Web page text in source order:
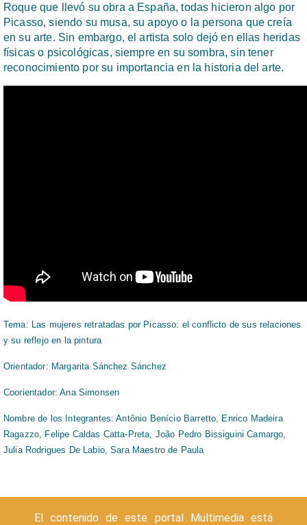
Roque que llevó su obra a España, todas hicieron algo por
Picasso, siendo su musa, su apoyo o la persona que creía
en su arte. Sin embargo, el artista solo dejó en ellas heridas
físicas o psicológicas, siempre en su sombra, sin tener
reconocimiento por su importancia en la historia del arte.
Tema: Las mujeres retratadas por Picasso: el conflicto de sus relaciones
y su reflejo en la pintura
Orientador: Margarita Sánchez Sánchez
Coorientador: Ana Simonsen
Nombre de los Integrantes: Antônio Benício Barretto, Enrico Madeira
Ragazzo, Felipe Caldas Catta-Preta, João Pedro Bissiguini Camargo,
Julia Rodrigues De Labio, Sara Maestro de Paula
El contenido de este portal Multimedia está